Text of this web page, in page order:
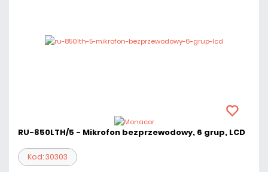
RU-850LTH/5 - Mikrofon bezprzewodowy, 6 grup, LCD
Kod: 30303